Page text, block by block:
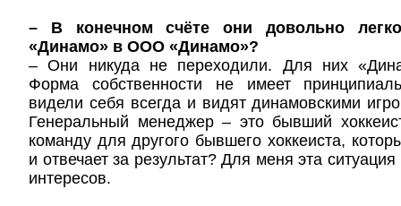
– В конечном счёте они довольно
«Динамо» в ООО «Динамо»?
– Они никуда не переходили. Для них
Форма собственности не имеет
видели себя всегда и видят динамовскими
Генеральный менеджер – это бывший
команду для другого бывшего хоккеиста,
и отвечает за результат? Для меня эта
интересов.